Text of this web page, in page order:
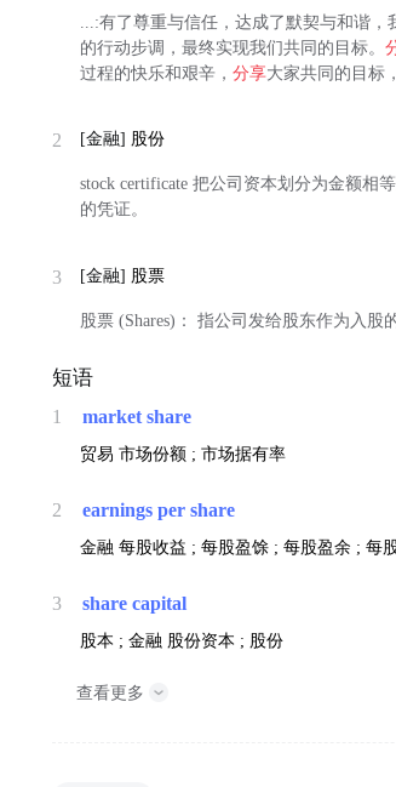
...:有了尊重与信任，达成了默契与和谐
的行动步调，最终实现我们共同的目标。
过程的快乐和艰辛，分享大家共同的目标
2 [金融] 股份
stock certificate 把公司资本划分为金额相
的凭证。
3 [金融] 股票
股票 (Shares)： 指公司发给股东作为入股
短语
1 market share
贸易市场份额 ; 市场据有率
2 earnings per share
金融每股收益 ; 每股盈馀 ; 每股盈余 ; 每
3 share capital
股本 ;金融 股份资本 ; 股份
查看更多